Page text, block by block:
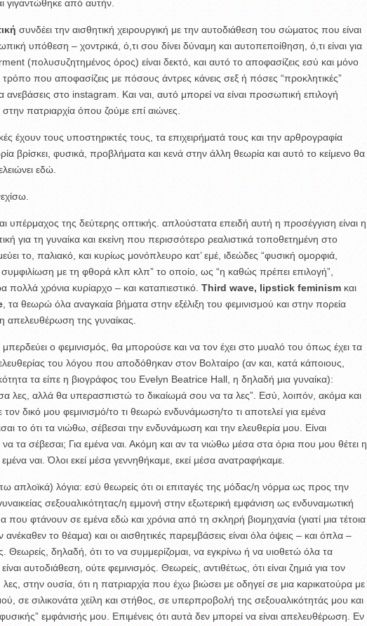
γιγαντώθηκε από αυτήν.
συνδέει την αισθητική χειρουργική με την αυτοδιάθεση του σώματος που είναι
υπόθεση – χοντρικά, ό,τι σου δίνει δύναμη και αυτοπεποίθηση, ό,τι είναι για
(πολυσυζητημένος όρος) είναι δεκτό, και αυτό το αποφασίζεις εσύ και μόνο
τρόπο που αποφασίζεις με πόσους άντρες κάνεις σεξ ή πόσες “προκλητικές”
ανεβάσεις στο instagram. Και ναι, αυτό μπορεί να είναι προσωπική επιλογή
πατριαρχία όπου ζούμε επί αιώνες.
έχουν τους υποστηρικτές τους, τα επιχειρήματά τους και την αρθρογραφία
βρίσκει, φυσικά, προβλήματα και κενά στην άλλη θεωρία και αυτό το κείμενο θα
εδώ.
υπέρμαχος της δεύτερης οπτικής. απλούστατα επειδή αυτή η προσέγγιση είναι η
για τη γυναίκα και εκείνη που περισσότερο ρεαλιστικά τοποθετημένη στο
το, παλιακό, και κυρίως μονόπλευρο κατ’ εμέ, ιδεώδες “φυσική ομορφιά,
με τη φθορά κλπ κλπ” το οποίο, ως “η καθώς πρέπει επιλογή”,
πολλά χρόνια κυρίαρχο – και καταπιεστικό. Third wave, lipstick feminism και
, τα θεωρώ όλα αναγκαία βήματα στην εξέλιξη του φεμινισμού και στην πορεία
απελευθέρωση της γυναίκας.
ο φεμινισμός, θα μπορούσε και να τον έχει στο μυαλό του όπως έχει τα
του λόγου που αποδόθηκαν στον Βολταίρο (αν και, κατά κάποιους,
τα είπε η βιογράφος του Evelyn Beatrice Hall, η δηλαδή μια γυναίκα):
λες, αλλά θα υπερασπιστώ το δικαίωμά σου να τα λες”. Εσύ, λοιπόν, ακόμα και
τον δικό μου φεμινισμό/το τι θεωρώ ενδυνάμωση/το τι αποτελεί για εμένα
το ότι τα νιώθω, σέβεσαι την ενδυνάμωση και την ελευθερία μου. Είναι
τα σέβεσαι; Για εμένα ναι. Ακόμη και αν τα νιώθω μέσα στα όρια που μου θέτει η
εμένα ναι. Όλοι εκεί μέσα γεννηθήκαμε, εκεί μέσα ανατραφήκαμε.
απλοϊκά) λόγια: εσύ θεωρείς ότι οι επιταγές της μόδας/η νόρμα ως προς την
σεξουαλικότητας/η εμμονή στην εξωτερική εμφάνιση ως ενδυναμωτική
που φτάνουν σε εμένα εδώ και χρόνια από τη σκληρή βιομηχανία (γιατί μια τέτοια
ανέκαθεν το θέαμα) και οι αισθητικές παρεμβάσεις είναι όλα όψεις – και όπλα –
Θεωρείς, δηλαδή, ότι το να συμμερίζομαι, να εγκρίνω ή να υιοθετώ όλα τα
αυτοδιάθεση, ούτε φεμινισμός. Θεωρείς, αντιθέτως, ότι είναι ζημιά για τον
στην ουσία, ότι η πατριαρχία που έχω βιώσει με οδηγεί σε μια καρικατούρα με
σε σιλικονάτα χείλη και στήθος, σε υπερπροβολή της σεξουαλικότητάς μου και
εμφάνισής μου. Eπιμένεις ότι αυτά δεν μπορεί να είναι απελευθέρωση. Εν